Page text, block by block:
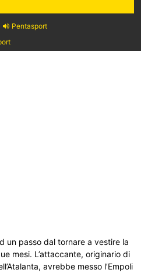
Pentasport
un passo dal tornare a vestire la
mesi. L’attaccante, originario di
avrebbe messo l’Empoli